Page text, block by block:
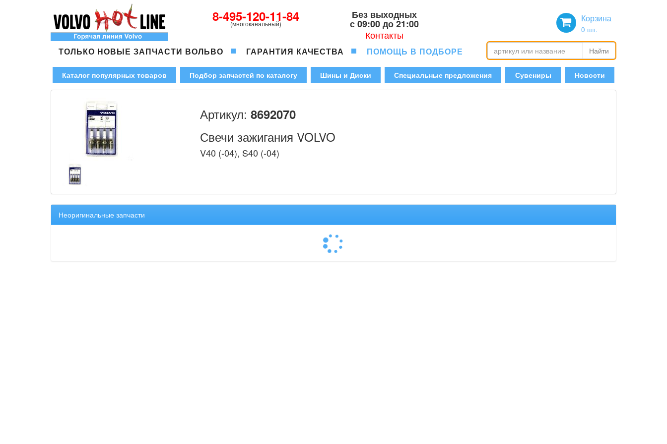
8-495-120-11-84
(многоканальный)
Без выходных
с 09:00 до 21:00
Контакты
Корзина
0 шт.
ТОЛЬКО НОВЫЕ ЗАПЧАСТИ ВОЛЬВО ГАРАНТИЯ КАЧЕСТВА ПОМОЩЬ В ПОДБОРЕ Найти
Каталог популярных товаров Подбор запчастей по каталогу Шины и Диски Специальные предложения Сувениры Новости
Артикул: 8692070
Свечи зажигания VOLVO
V40 (-04), S40 (-04)
Неоригинальные запчасти